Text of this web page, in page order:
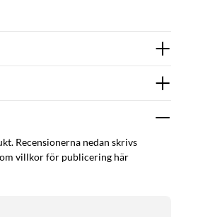
Recensionerna nedan skrivs
om villkor för publicering här